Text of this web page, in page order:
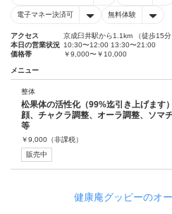
電子マネー決済可 無料体験
アクセス
京成臼井駅から1.1km （徒歩15分
本日の営業状況 10:30〜12:00 13:30〜21:00
価格帯
￥9,000〜￥10,000
メニュー
整体
松果体の活性化（99%迄引き上げます
顔、チャクラ調整、オーラ調整、ソマ
等
￥9,000 （非課税）
販売中
健康庵グッピーのオ